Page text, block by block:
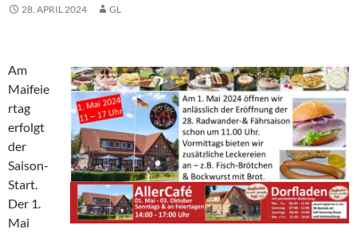
28. APRIL 2024 GL
Am
Maifeie
rtag
erfolgt
der
Saison-
Start.
Der 1.
Mai